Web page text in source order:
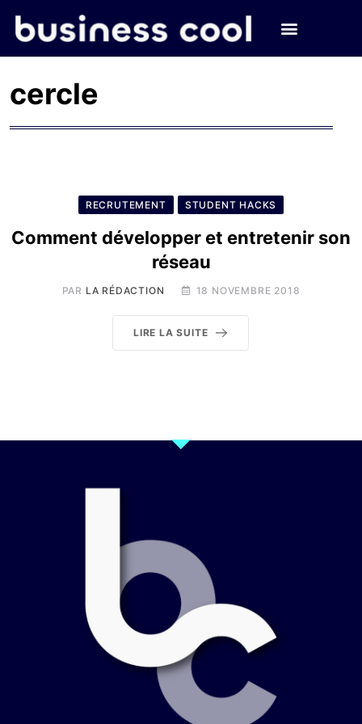
cercle
RECRUTEMENT STUDENT HACKS
Comment développer et entretenir son
réseau
PAR LA RÉDACTION 18 NOVEMBRE 2018
LIRE LA SUITE